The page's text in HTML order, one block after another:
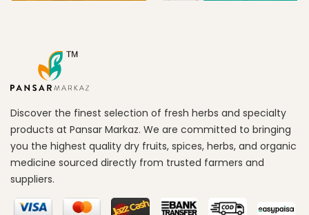
Discover the finest selection of fresh herbs and specialty
products at Pansar Markaz. We are committed to bringing
you the highest quality dry fruits, spices, herbs, and organic
medicine sourced directly from trusted farmers and
suppliers.